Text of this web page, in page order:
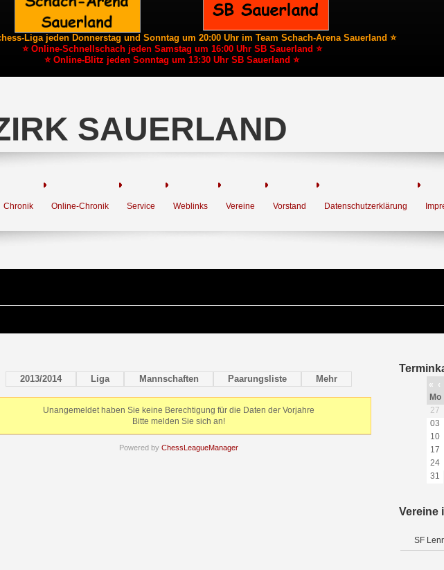
Liga jeden Donnerstag und Sonntag um 20:00 Uhr im Team Schach-Arena Sauerland ⭐
⭐ Online-Schnellschach jeden Samstag um 16:00 Uhr SB Sauerland ⭐
⭐ Online-Blitz jeden Sonntag um 13:30 Uhr SB Sauerland ⭐
SAUERLAND
Chronik Online-Chronik Service Weblinks Vereine Vorstand Datenschutzerklärung
2013/2014 Liga Mannschaften Paarungsliste Mehr
Unangemeldet haben Sie keine Berechtigung für die Daten der Vorjahre
Bitte melden Sie sich an!
Powered by ChessLeagueManager
« ‹
Mo
27
03
10
17
24
31
Vereine
SF